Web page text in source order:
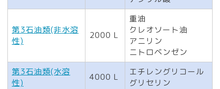
第3石油類(非水溶
性)
2000 L
重油
クレオソート油
アニリン
ニトロベンゼン
第3石油類(水溶
性)
4000 L
エチレングリコール
グリセリン